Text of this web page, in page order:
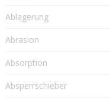
Ablagerung
Abrasion
Absorption
Absperrschieber